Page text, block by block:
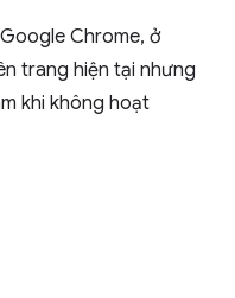
Chrome, ở
trang hiện tại nhưng
khi không hoạt